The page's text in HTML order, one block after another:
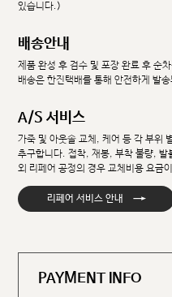
있습니다.)
배송안내
제품 완성 후 검수 및 포장 완료 후 순
배송은 한진택배를 통해 안전하게 발
A/S 서비스
가죽 및 아웃솔 교체, 케어 등 각 부위
추구합니다. 접착, 재봉, 부착 불량, 발
외 리페어 공정의 경우 교체비용 요금
리페어 서비스 안내 →
PAYMENT INFO